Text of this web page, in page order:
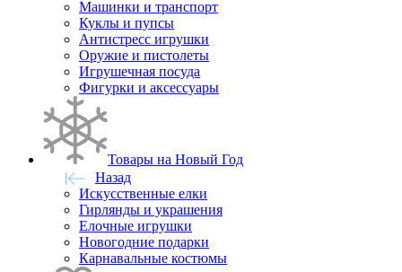
Машинки и транспорт
Куклы и пупсы
Антистресс игрушки
Оружие и пистолеты
Игрушечная посуда
Фигурки и аксессуары
Товары на Новый Год
Назад
Искусственные елки
Гирлянды и украшения
Елочные игрушки
Новогодние подарки
Карнавальные костюмы